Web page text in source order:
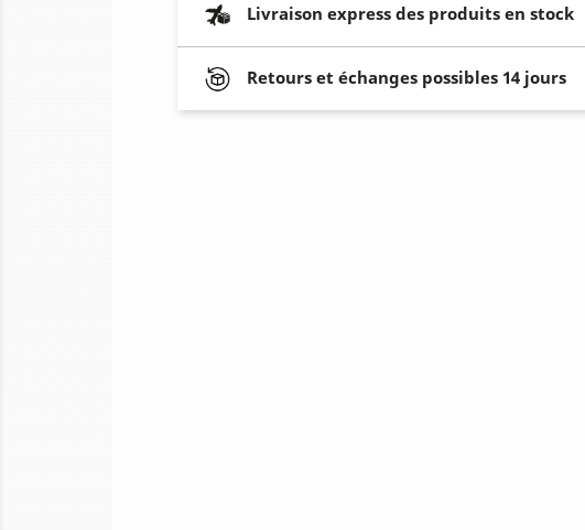
Livraison express des produits en stock
Retours et échanges possibles 14 jours